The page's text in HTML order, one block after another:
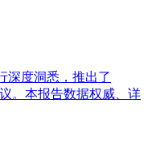
深度洞悉，推出了
。本报告数据权威、详